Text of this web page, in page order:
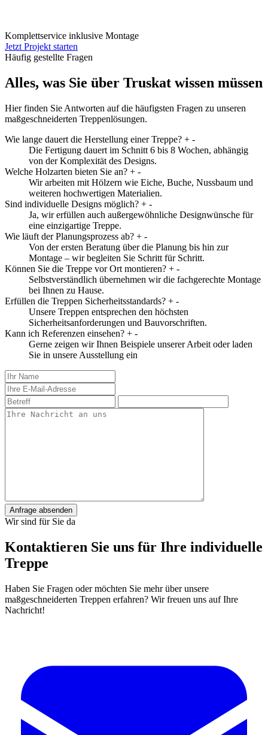
Komplettservice inklusive Montage
Jetzt Projekt starten
Häufig gestellte Fragen
Alles, was Sie über Truskat wissen müssen
Hier finden Sie Antworten auf die häufigsten Fragen zu unseren
maßgeschneiderten Treppenlösungen.
Wie lange dauert die Herstellung einer Treppe? + -
Die Fertigung dauert im Schnitt 6 bis 8 Wochen, abhängig
von der Komplexität des Designs.
Welche Holzarten bieten Sie an? + -
Wir arbeiten mit Hölzern wie Eiche, Buche, Nussbaum und
weiteren hochwertigen Materialien.
Sind individuelle Designs möglich? + -
Ja, wir erfüllen auch außergewöhnliche Designwünsche für
eine einzigartige Treppe.
Wie läuft der Planungsprozess ab? + -
Von der ersten Beratung über die Planung bis hin zur
Montage – wir begleiten Sie Schritt für Schritt.
Können Sie die Treppe vor Ort montieren? + -
Selbstverständlich übernehmen wir die fachgerechte Montage
bei Ihnen zu Hause.
Erfüllen die Treppen Sicherheitsstandards? + -
Unsere Treppen entsprechen den höchsten
Sicherheitsanforderungen und Bauvorschriften.
Kann ich Referenzen einsehen? + -
Gerne zeigen wir Ihnen Beispiele unserer Arbeit oder laden
Sie in unsere Ausstellung ein
Anfrage absenden
Wir sind für Sie da
Kontaktieren Sie uns für Ihre individuelle
Treppe
Haben Sie Fragen oder möchten Sie mehr über unsere
maßgeschneiderten Treppen erfahren? Wir freuen uns auf Ihre
Nachricht!